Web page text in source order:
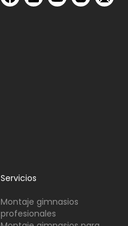
Servicios
Montaje gimnasios
profesionales